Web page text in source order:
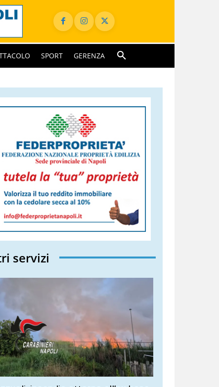
SPORT GERENZA
servizi